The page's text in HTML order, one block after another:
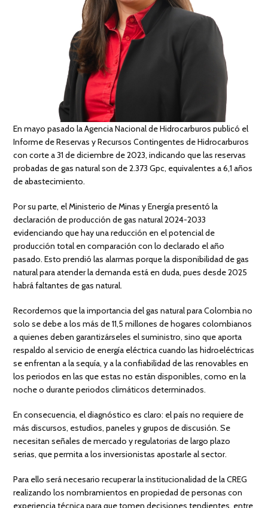
En mayo pasado la Agencia Nacional de Hidrocarburos publicó el
Informe de Reservas y Recursos Contingentes de Hidrocarburos
con corte a 31 de diciembre de 2023, indicando que las reservas
probadas de gas natural son de 2.373 Gpc, equivalentes a 6,1 años
de abastecimiento.
Por su parte, el Ministerio de Minas y Energía presentó la
declaración de producción de gas natural 2024-2033
evidenciando que hay una reducción en el potencial de
producción total en comparación con lo declarado el año
pasado. Esto prendió las alarmas porque la disponibilidad de gas
natural para atender la demanda está en duda, pues desde 2025
habrá faltantes de gas natural.
Recordemos que la importancia del gas natural para Colombia no
solo se debe a los más de 11,5 millones de hogares colombianos
a quienes deben garantizárseles el suministro, sino que aporta
respaldo al servicio de energía eléctrica cuando las hidroeléctricas
se enfrentan a la sequía, y a la confiabilidad de las renovables en
los periodos en las que estas no están disponibles, como en la
noche o durante periodos climáticos determinados.
En consecuencia, el diagnóstico es claro: el país no requiere de
más discursos, estudios, paneles y grupos de discusión. Se
necesitan señales de mercado y regulatorias de largo plazo
serias, que permita a los inversionistas apostarle al sector.
Para ello será necesario recuperar la institucionalidad de la CREG
realizando los nombramientos en propiedad de personas con
experiencia técnica para que tomen decisiones tendientes, entre